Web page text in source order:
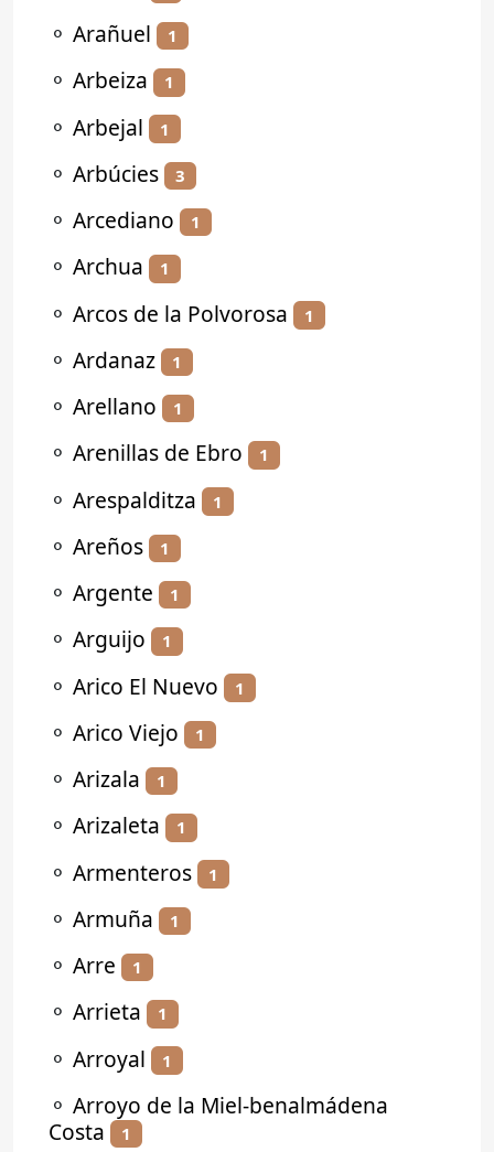
⚬ Arañuel 1
⚬ Arbeiza 1
⚬ Arbejal 1
⚬ Arbúcies 3
⚬ Arcediano 1
⚬ Archua 1
⚬ Arcos de la Polvorosa 1
⚬ Ardanaz 1
⚬ Arellano 1
⚬ Arenillas de Ebro 1
⚬ Arespalditza 1
⚬ Areños 1
⚬ Argente 1
⚬ Arguijo 1
⚬ Arico El Nuevo 1
⚬ Arico Viejo 1
⚬ Arizala 1
⚬ Arizaleta 1
⚬ Armenteros 1
⚬ Armuña 1
⚬ Arre 1
⚬ Arrieta 1
⚬ Arroyal 1
⚬ Arroyo de la Miel-benalmádena
Costa
1